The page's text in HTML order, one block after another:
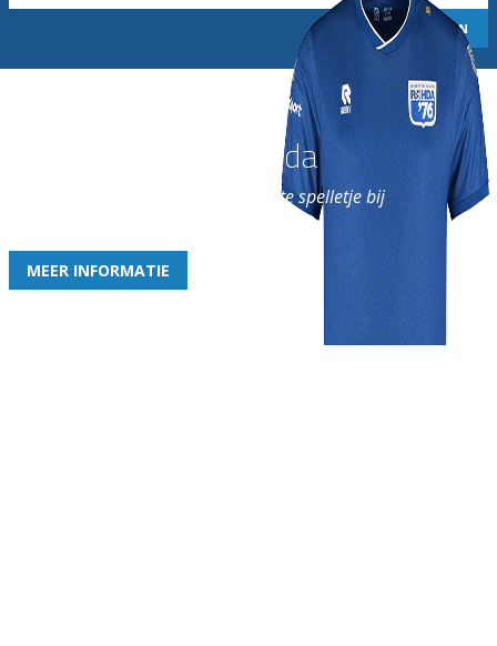
Word nu lid van Rohda
en geniet iedere week van het leukste spelletje bij
MEER INFORMATIE